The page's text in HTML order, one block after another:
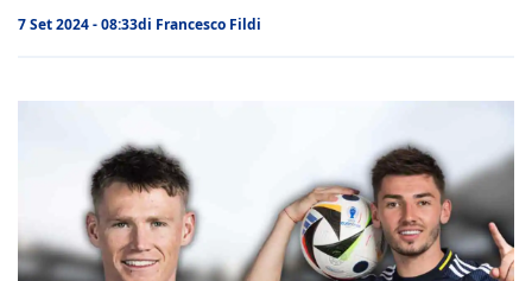
7 Set 2024 - 08:33di Francesco Fildi